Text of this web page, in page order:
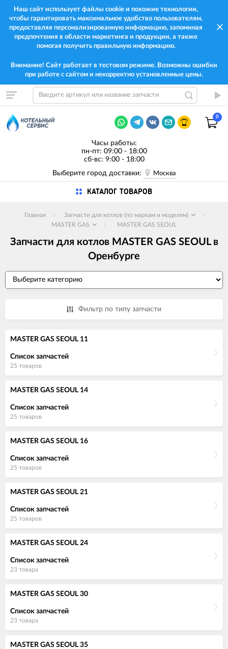
Наш сайт использует файлы cookie и похожие технологии,
чтобы гарантировать максимальное удобство пользователям,
предоставляя персонализированную информацию, запоминая
предпочтения в области маркетинга и продукции, а также
помогая получить правильную информацию.
Внимание! Сайт работает в тестовом режиме. Возможны ошибки
при работе с сайтом и некорректно установленные цены.
0
Часы работы:
пн-пт: 09:00 - 18:00
сб-вс: 9:00 - 18:00
Выберите город доставки:
Москва
КАТАЛОГ ТОВАРОВ
Главная
Запчасти для котлов (по маркам и моделям)
MASTER GAS
MASTER GAS SEOUL
Запчасти для котлов MASTER GAS SEOUL в
Оренбурге
Фильтр по типу запчасти
MASTER GAS SEOUL 11
Список запчастей
25 товаров
MASTER GAS SEOUL 14
Список запчастей
25 товаров
MASTER GAS SEOUL 16
Список запчастей
25 товаров
MASTER GAS SEOUL 21
Список запчастей
25 товаров
MASTER GAS SEOUL 24
Список запчастей
23 товара
MASTER GAS SEOUL 30
Список запчастей
23 товара
MASTER GAS SEOUL 35